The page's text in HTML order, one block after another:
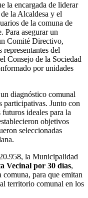
la encargada de liderar
la Alcaldesa y el
de la comuna de
Para asegurar un
Comité Directivo,
del
Consejo de la Sociedad
por unidades
diagnóstico comunal
participativas. Junto con
ideales para la
objetivos
seleccionadas
la Municipalidad
Vecinal por 30 días,
para que emitan
territorio comunal en los